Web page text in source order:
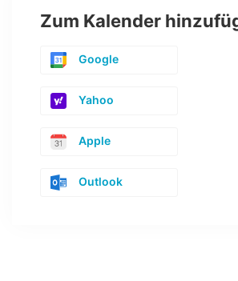
Zum Kalender
Google
Yahoo
Apple
Outlook